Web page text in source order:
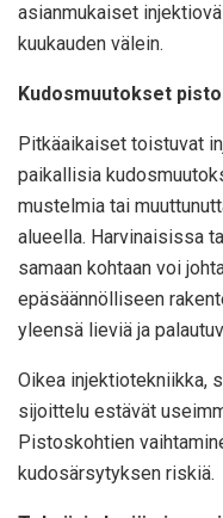
asianmukaiset
kuukauden välein.
Kudosmuutokset
Pitkäaikaiset toistuvat
paikallisia
mustelmia tai
alueella. Harvinaisissa
samaan kohtaan voi
epäsäännölliseen
yleensä lieviä ja
Oikea injektiotekniikka,
sijoittelu estävät
Pistoskohtien
kudosärsytyksen riskiä.